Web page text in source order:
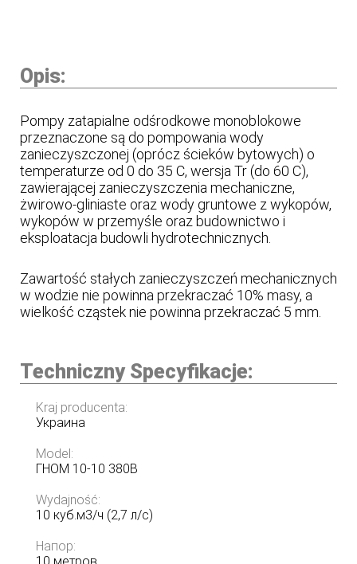
Opis:
Pompy zatapialne odśrodkowe monoblokowe
przeznaczone są do pompowania wody
zanieczyszczonej (oprócz ścieków bytowych) o
temperaturze od 0 do 35 C, wersja Tr (do 60 C),
zawierającej zanieczyszczenia mechaniczne,
żwirowo-gliniaste oraz wody gruntowe z wykopów,
wykopów w przemyśle oraz budownictwo i
eksploatacja budowli hydrotechnicznych.
Zawartość stałych zanieczyszczeń mechanicznych
w wodzie nie powinna przekraczać 10% masy, a
wielkość cząstek nie powinna przekraczać 5 mm.
Techniczny Specyfikacje:
Kraj producenta:
Украина
Model:
ГНОМ 10-10 380В
Wydajność:
10 куб.м3/ч (2,7 л/с)
Напор: